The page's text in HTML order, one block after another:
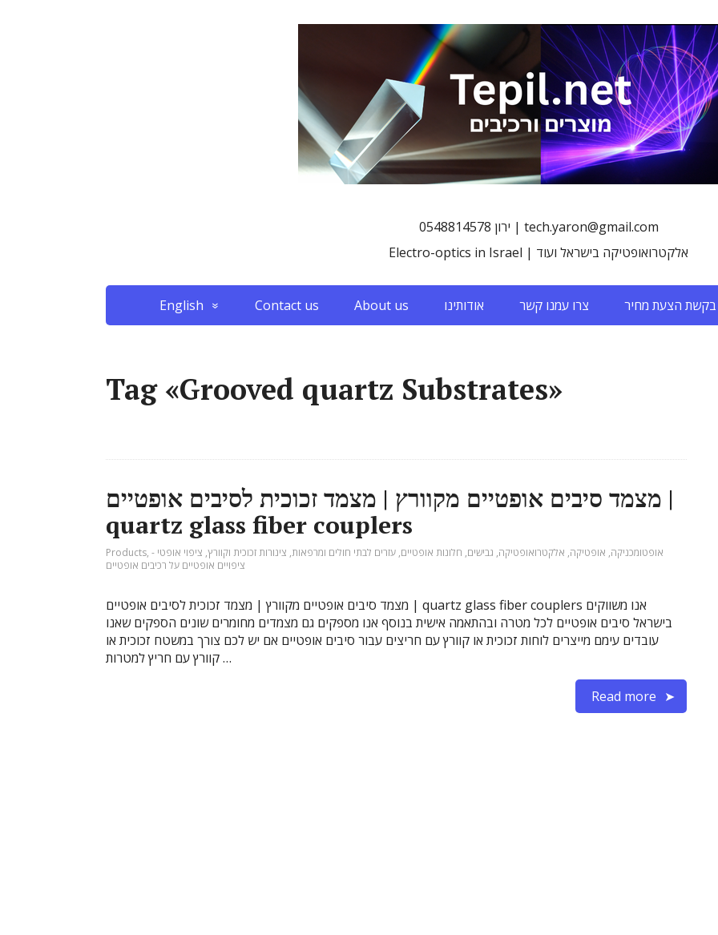
0548814578 ירון | tech.yaron@gmail.com
Electro-optics in Israel | אלקטרואופטיקה בישראל ועוד
English Contact us About us אודותינו צרו עמנו קשר בקשת הצעת מחיר
Tag «Grooved quartz Substrates»
מצמד סיבים אופטיים מקוורץ | מצמד זכוכית לסיבים אופטיים |
quartz glass fiber couplers
Products, אופטומכניקה, אופטיקה, אלקטרואופטיקה, גבישים, חלונות אופטיים, עזרים לבתי חולים ומרפאות, צינורות זכוכית וקוורץ, ציפוי אופטי -
ציפויים אופטיים על רכיבים אופטיים
מצמד סיבים אופטיים מקוורץ | מצמד זכוכית לסיבים אופטיים | quartz glass fiber couplers אנו משווקים
בישראל סיבים אופטיים לכל מטרה ובהתאמה אישית בנוסף אנו מספקים גם מצמדים מחומרים שונים הספקים שאנו
עובדים עימם מייצרים לוחות זכוכית או קוורץ עם חריצים עבור סיבים אופטיים אם יש לכם צורך במשטח זכוכית או
קוורץ עם חריץ למטרות …
Read more